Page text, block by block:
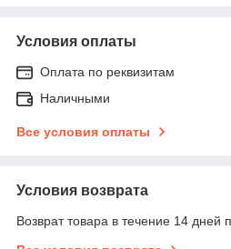
Условия оплаты
Оплата по реквизитам
Наличными
Все условия оплаты
Условия возврата
Возврат товара в течение 14 дней